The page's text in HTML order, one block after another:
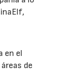
en el
de